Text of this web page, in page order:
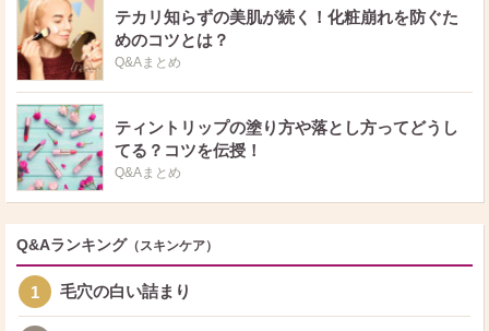
テカリ知らずの美肌が続く！化粧崩れを防ぐた
めのコツとは？
Q&Aまとめ
ティントリップの塗り方や落とし方ってどうし
てる？コツを伝授！
Q&Aまとめ
Q&Aランキング （スキンケア）
1 毛穴の白い詰まり